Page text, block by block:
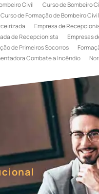
Civil Curso de Bombeiro
Curso de Formação de Bombeiro Civil
Empresa de
de Recepcionista Empresas
de Primeiros Socorros
Combate a Incêndio
de Bombeiro Civil
Terceirização de Serviços de
de Incêndio Treinamento de
Treinamento de
Socorros para Empresas